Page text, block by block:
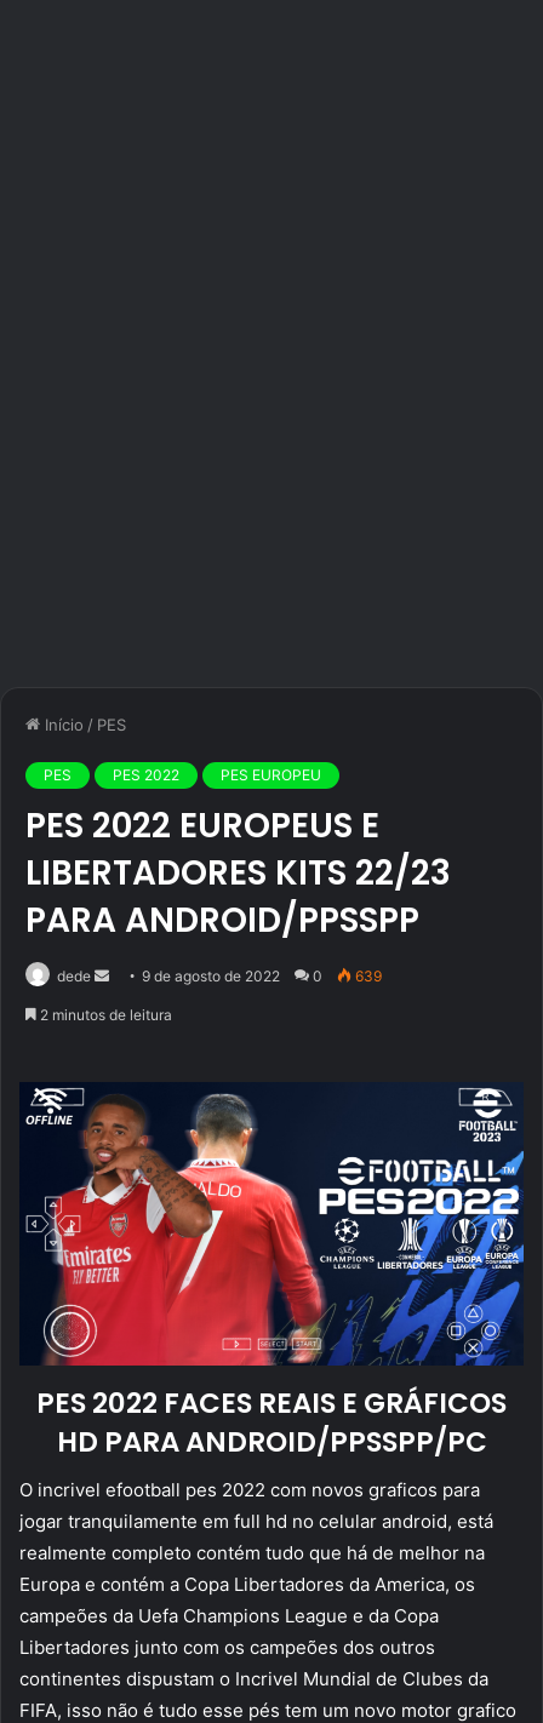
Início / PES
PES PES 2022 PES EUROPEU
PES 2022 EUROPEUS E
LIBERTADORES KITS 22/23
PARA ANDROID/PPSSPP
dede
Mande9 de agosto de 2022 0 639
2 minutos de leitura
PES 2022 FACES REAIS E GRÁFICOS
HD PARA ANDROID/PPSSPP/PC
O incrivel efootball pes 2022 com novos graficos para
jogar tranquilamente em full hd no celular android, está
realmente completo contém tudo que há de melhor na
Europa e contém a Copa Libertadores da America, os
campeões da Uefa Champions League e da Copa
Libertadores junto com os campeões dos outros
continentes dispustam o Incrivel Mundial de Clubes da
FIFA, isso não é tudo esse pés tem um novo motor grafico